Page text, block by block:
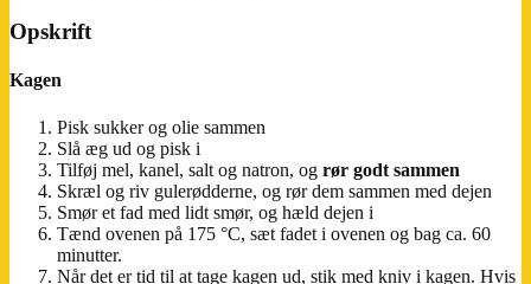
Opskrift
Kagen
Pisk sukker og olie sammen
Slå æg ud og pisk i
Tilføj mel, kanel, salt og natron, og rør godt sammen
Skræl og riv gulerødderne, og rør dem sammen med dejen
Smør et fad med lidt smør, og hæld dejen i
Tænd ovenen på 175 °C, sæt fadet i ovenen og bag ca. 60
minutter.
Når det er tid til at tage kagen ud, stik med kniv i kagen. Hvis